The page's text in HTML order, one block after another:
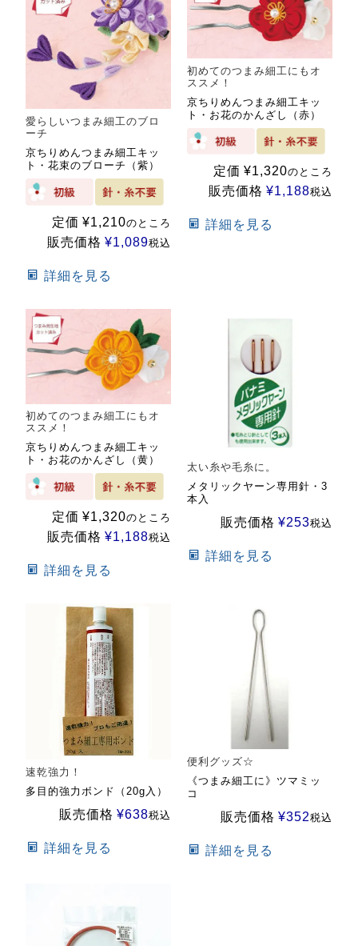
愛らしいつまみ細工のブロ
ーチ
京ちりめんつまみ細工キッ
ト・花束のブローチ（紫）
定価 ¥1,210のところ
販売価格 ¥1,089税込
詳細を見る
初めてのつまみ細工にもオ
ススメ！
京ちりめんつまみ細工キッ
ト・お花のかんざし（赤）
定価 ¥1,320のところ
販売価格 ¥1,188税込
詳細を見る
初めてのつまみ細工にもオ
ススメ！
京ちりめんつまみ細工キッ
ト・お花のかんざし（黄）
定価 ¥1,320のところ
販売価格 ¥1,188税込
詳細を見る
太い糸や毛糸に。
メタリックヤーン専用針・3
本入
販売価格 ¥253税込
詳細を見る
速乾強力！
多目的強力ボンド（20g入）
販売価格 ¥638税込
詳細を見る
便利グッズ☆
《つまみ細工に》ツマミッ
コ
販売価格 ¥352税込
詳細を見る